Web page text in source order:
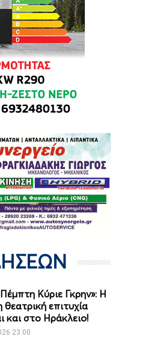
Κύριε Γκρην»: Η
θεατρική επιτυχία
και στο Ηράκλειο!
23:00